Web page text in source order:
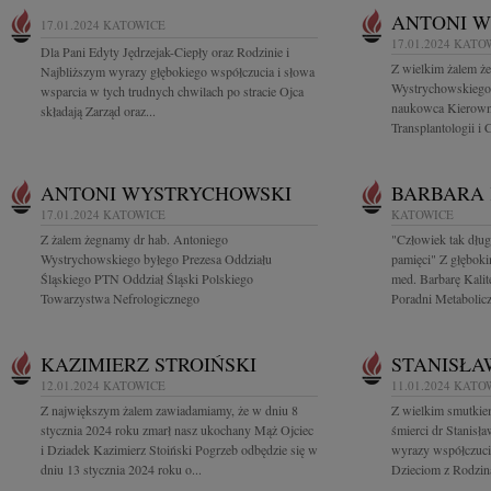
17.01.2024 KATOWICE
Dla Pani Edyty Jędrzejak-Ciepły oraz Rodzinie i
Najbliższym wyrazy głębokiego współczucia i słowa
wsparcia w tych trudnych chwilach po stracie Ojca
składają Zarząd oraz...
ANTONI
17.01.2024
Z wielkim żalem
naukowca
Transplantologii i
ANTONI WYSTRYCHOWSKI
17.01.2024 KATOWICE
Z żalem żegnamy dr hab. Antoniego
Wystrychowskiego byłego Prezesa Oddziału
Śląskiego PTN Oddział Śląski Polskiego
Towarzystwa Nefrologicznego
KATOWICE
"Człowiek tak
pamięci" Z
med. Barbarę
Poradni
KAZIMIERZ STROIŃSKI
12.01.2024 KATOWICE
Z największym żalem zawiadamiamy, że w dniu 8
stycznia 2024 roku zmarł nasz ukochany Mąż Ojciec
i Dziadek Kazimierz Stoiński Pogrzeb odbędzie się w
dniu 13 stycznia 2024 roku o...
11.01.2024
Z wielkim
śmierci dr
wyrazy
Dzieciom z